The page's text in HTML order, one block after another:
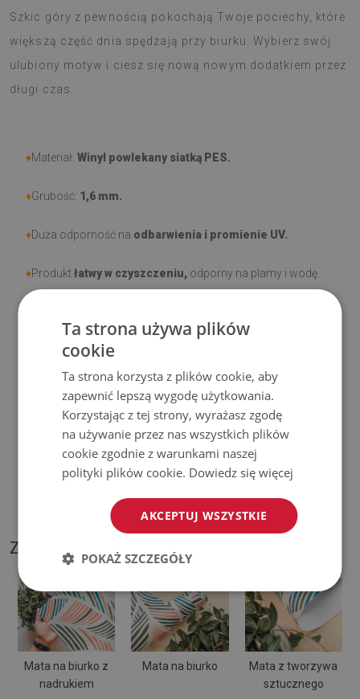
Szkic góry z pewnością pokochają Twoje pociechy, które
większą część dnia spędzają przy biurku. Wybierz swój
ulubiony motyw i ciesz się nową nowym dodatkiem przez
długi czas.
♦Materiał: Winyl powlekany siatką PES.
♦Grubość: 1,6 mm.
♦Duża odporność na odbarwienia i promienie UV.
♦Produktłatwy w czyszczeniu, odporny na plamy i wodę.
użytkowaniu wynikające z upływu czasu (np. przetarcia) nie
podlegają reklamacjom.
Jak dbać o produkt?
Czyść wilgotną szmatką — nie używaj silnych środków
chemicznych.
ZDJĘCIA NASZEGO PRODUKTU
Mata na biurko z
nadrukiem
Mata na biurko
Mata z tworzywa
sztucznego
Ta strona używa plików
cookie
Ta strona korzysta z plików cookie, aby
zapewnić lepszą wygodę użytkowania.
Korzystając z tej strony, wyrażasz zgodę
na używanie przez nas wszystkich plików
cookie zgodnie z warunkami naszej
polityki plików cookie. Dowiedz się więcej
AKCEPTUJ WSZYSTKIE
POKAŻ SZCZEGÓŁY